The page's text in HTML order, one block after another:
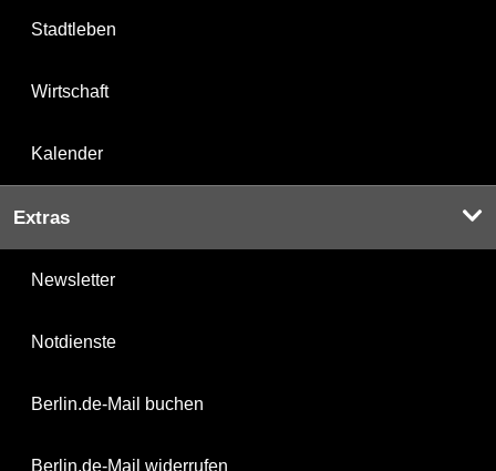
Stadtleben
Wirtschaft
Kalender
Extras
Newsletter
Notdienste
Berlin.de-Mail buchen
Berlin.de-Mail widerrufen